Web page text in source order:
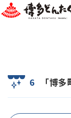
6 「博